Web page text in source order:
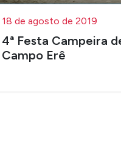
18 de agosto de 2019
4ª Festa Campeira
Campo Erê